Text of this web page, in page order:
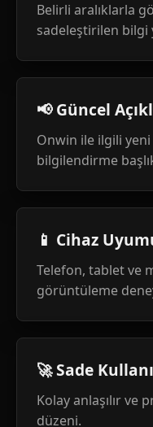
Belirli aralıklarla
sadeleştirilen bilgi
📢 Güncel
Onwin ile ilgili
bilgilendirme
📱 Cihaz
Telefon, tablet ve
görüntüleme
🚀 Sade
Kolay anlaşılır ve
düzeni.